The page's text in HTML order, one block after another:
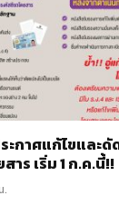
ะกาศแก้ไขและ
าร เริ่ม 1 ก.ค.นี้!!
.